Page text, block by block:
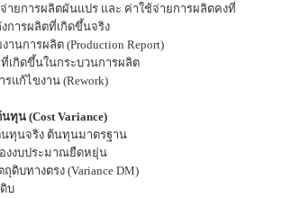
การผลิตผันแปร และ ค่าใช้จ่ายการผลิตคงที่
ารผลิตที่เกิดขึ้นจริง
นการผลิต (Production Report)
กิดขึ้นในกระบวนการผลิต
ก้ไขงาน (Rework)
ทุน (Cost Variance)
นทุนจริง ต้นทุนมาตรฐาน
งงบประมาณยืดหยุ่น
ดิบทางตรง (Variance DM)
บ